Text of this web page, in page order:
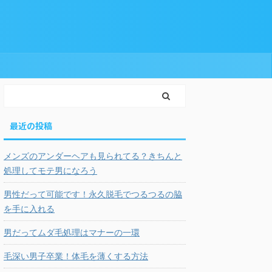
最近の投稿
メンズのアンダーヘアも見られてる？きちんと
処理してモテ男になろう
男性だって可能です！永久脱毛でつるつるの脇
を手に入れる
男だってムダ毛処理はマナーの一環
毛深い男子卒業！体毛を薄くする方法